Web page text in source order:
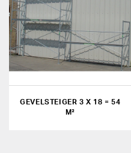
GEVELSTEIGER 3 X 18 = 54
M²